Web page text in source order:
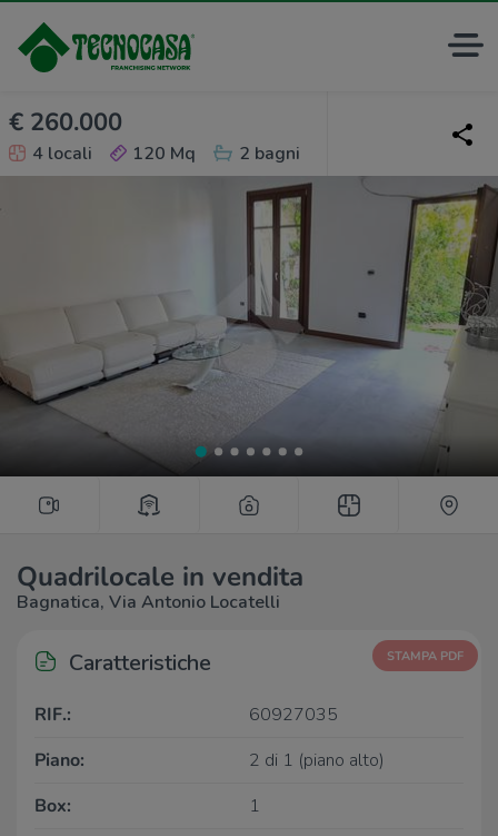
€ 260.000
4 locali 120 Mq 2 bagni
Quadrilocale in vendita
Bagnatica, Via Antonio Locatelli
Caratteristiche STAMPA PDF
RIF.:
60927035
Piano:
2 di 1 (piano alto)
Box:
1